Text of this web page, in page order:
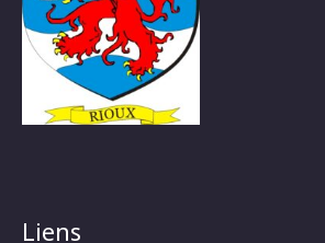
Liens